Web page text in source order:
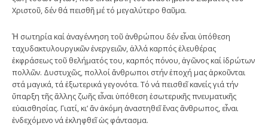
Χριστοῦ, δέν θά πεισθῆ μέ τό μεγαλύτερο θαῦμα.
Ἡ σωτηρία καί ἀναγέννηση τοῦ ἀνθρώπου δέν εἶναι ὑπόθεση
ταχυδακτυλουργικῶν ἐνεργειῶν, ἀλλά καρπός ἐλευθέρας
ἐκφράσεως τοῦ θελήματός του, καρπός πόνου, ἀγῶνος καί ἱδρώτων
πολλῶν. Δυστυχῶς, πολλοί ἄνθρωποι στήν ἐποχή μας ἀρκοῦνται
στά μαγικά, τά ἐξωτερικά γεγονότα. Τό νά πεισθεῖ κανείς γιά τήν
ὕπαρξη τῆς ἄλλης ζωῆς εἶναι ὑπόθεση ἐσωτερικῆς πνευματικῆς
εὐαισθησίας. Γιατί, κι’ ἄν ἀκόμη ἀναστηθεῖ ἕνας ἄνθρωπος, εἶναι
ἐνδεχόμενο νά ἐκληφθεῖ ὡς φάντασμα.